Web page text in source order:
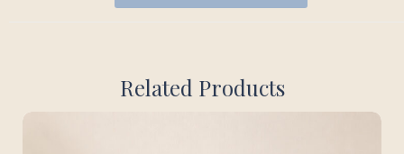
Related Products